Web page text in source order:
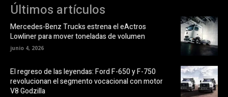
Últimos artículos
Mercedes-Benz Trucks estrena el eActros
Lowliner para mover toneladas de volumen
junio 4, 2026
El regreso de las leyendas: Ford F-650 y F-750
revolucionan el segmento vocacional con motor
V8 Godzilla